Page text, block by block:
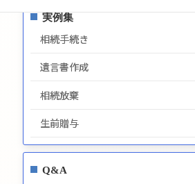
実例集
相続手続き
遺言書作成
相続放棄
生前贈与
Q&A